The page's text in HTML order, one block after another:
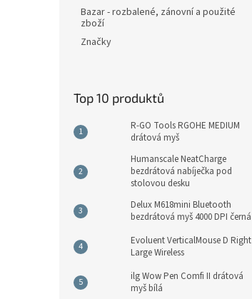
Bazar - rozbalené, zánovní a použité
zboží
Značky
Top 10 produktů
R-GO Tools RGOHE MEDIUM
drátová myš
Humanscale NeatCharge
bezdrátová nabíječka pod
stolovou desku
Delux M618mini Bluetooth
bezdrátová myš 4000 DPI černá
Evoluent VerticalMouse D Right
Large Wireless
ilg Wow Pen Comfi II drátová
myš bílá